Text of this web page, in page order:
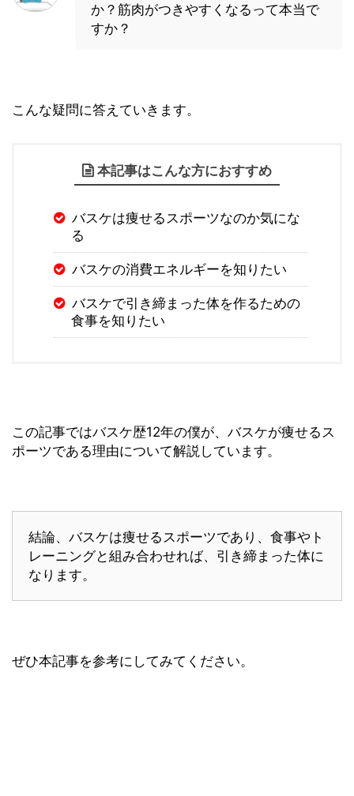
か？筋肉がつきやすくなるって本当で
すか？
こんな疑問に答えていきます。
本記事はこんな方におすすめ
バスケは痩せるスポーツなのか気にな
る
バスケの消費エネルギーを知りたい
バスケで引き締まった体を作るための
食事を知りたい
この記事ではバスケ歴12年の僕が、バスケが痩せるス
ポーツである理由について解説しています。
結論、バスケは痩せるスポーツであり、食事やト
レーニングと組み合わせれば、引き締まった体に
なります。
ぜひ本記事を参考にしてみてください。